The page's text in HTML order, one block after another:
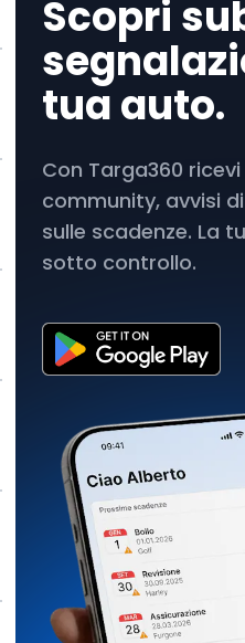
Scopri
tua auto.
Con Targa360
community, avvisi
sulle scadenze. La
sotto controllo.